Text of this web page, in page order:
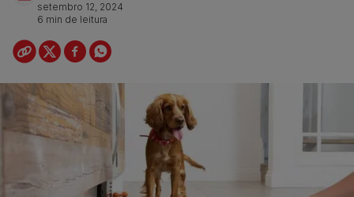
setembro 12, 2024
6 min de leitura